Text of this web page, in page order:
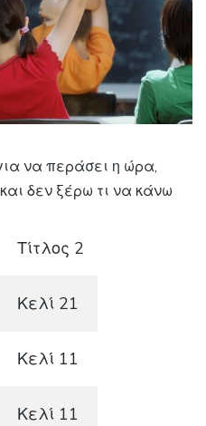
να περάσει η ώρα,
δεν ξέρω τι να κάνω
Τίτλος 2
Κελί 21
Κελί 11
Κελί 11